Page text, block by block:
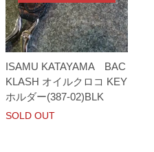
ISAMU KATAYAMA BAC
KLASH オイルクロコ KEY
ホルダー(387-02)BLK
SOLD OUT